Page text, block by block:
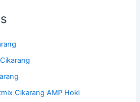
Cikarang AMP Hoki